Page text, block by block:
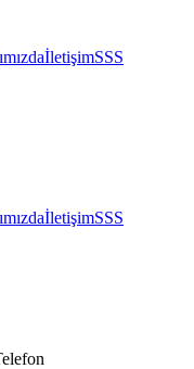
İletişimSSS
İletişimSSS